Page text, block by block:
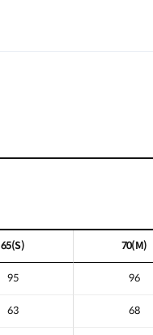
65(S) 70(M)
95 96
63 68